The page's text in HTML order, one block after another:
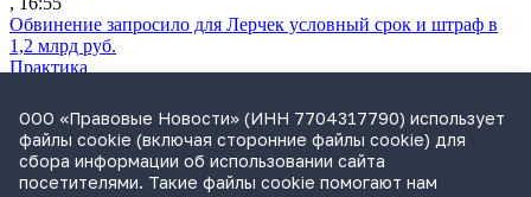
Обвинение запросило для Лерчек условный срок и штраф в
1,2 млрд руб.
Практика
Суд подтвердил право фермера на выкуп арендуемого
сельхозучастка
Практика
, 15:49
ООО «Правовые Новости» (ИНН 7704317790) использует
файлы cookie (включая сторонние файлы cookie) для
сбора информации об использовании сайта
посетителями. Такие файлы cookie помогают нам